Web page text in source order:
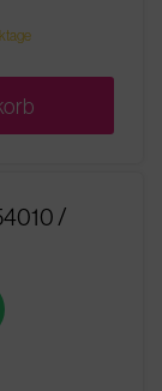
/